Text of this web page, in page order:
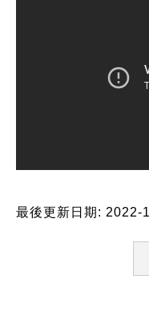
最後更新日期: 2022-